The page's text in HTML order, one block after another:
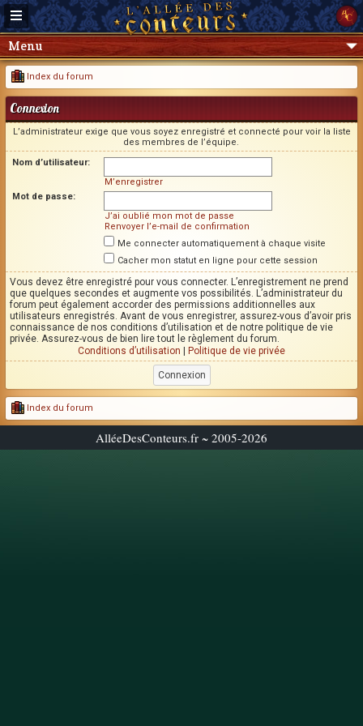
Menu
Index du forum
Connexion
L’administrateur exige que vous soyez enregistré et connecté pour voir la liste
des membres de l’équipe.
Nom d’utilisateur:
M’enregistrer
Mot de passe:
J’ai oublié mon mot de passe
Renvoyer l’e-mail de confirmation
Me connecter automatiquement à chaque visite
Cacher mon statut en ligne pour cette session
Vous devez être enregistré pour vous connecter. L’enregistrement ne prend
que quelques secondes et augmente vos possibilités. L’administrateur du
forum peut également accorder des permissions additionnelles aux
utilisateurs enregistrés. Avant de vous enregistrer, assurez-vous d’avoir pris
connaissance de nos conditions d’utilisation et de notre politique de vie
privée. Assurez-vous de bien lire tout le règlement du forum.
Conditions d’utilisation
Politique de vie privée
Index du forum
AlléeDesConteurs.fr ~ 2005-2026